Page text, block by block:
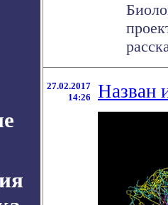
27.02.2017
14:26
Назван